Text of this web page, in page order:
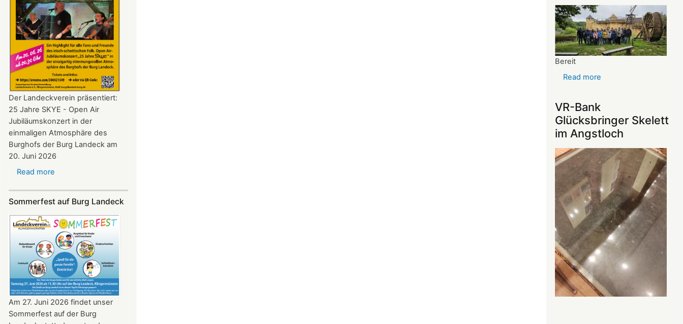
Der Landeckverein präsentiert:
25 Jahre SKYE - Open Air
Jubiläumskonzert in der
einmaligen Atmosphäre des
Burghofs der Burg Landeck am
20. Juni 2026
Read more
auf
Burg
Landeck
am
20.
Juni
2026
ab
20:30
Uhr​​​​​​​​​​​​​​
Sommerfest auf Burg Landeck
Am 27. Juni 2026 findet unser
Sommerfest auf der Burg
Bereit
Read more
begeistert
die
Teilnehmer:innen
VR-Bank
Glücksbringer Skelett
im Angstloch